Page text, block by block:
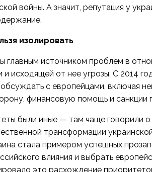
войны. А значит, репутация у
изолировать
главным источником проблем в
и исходящей от нее угрозы. С 2014
с европейцами, включая
финансовую помощь и санкции
были иные — там чаще говорили
трансформации
стала примером успешных
влияния и выбрать
это расхождение